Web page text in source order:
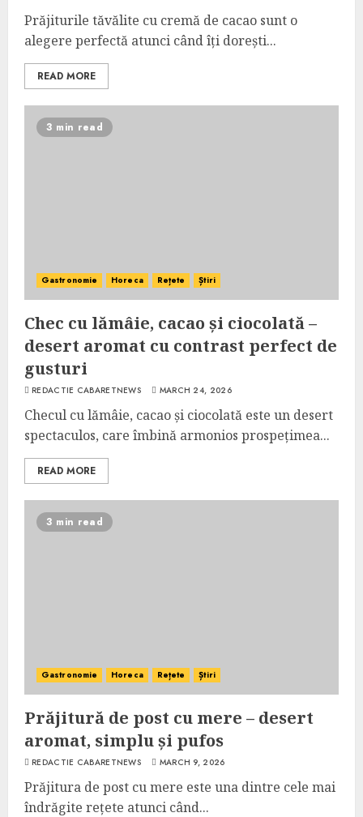
Prăjiturile tăvălite cu cremă de cacao sunt o
alegere perfectă atunci când îți dorești...
READ MORE
3 min read
Gastronomie Horeca Rețete Știri
Chec cu lămâie, cacao și ciocolată –
desert aromat cu contrast perfect de
gusturi
REDACTIE CABARETNEWS MARCH 24, 2026
Checul cu lămâie, cacao și ciocolată este un desert
spectaculos, care îmbină armonios prospețimea...
READ MORE
3 min read
Gastronomie Horeca Rețete Știri
Prăjitură de post cu mere – desert
aromat, simplu și pufos
REDACTIE CABARETNEWS MARCH 9, 2026
Prăjitura de post cu mere este una dintre cele mai
îndrăgite rețete atunci când...